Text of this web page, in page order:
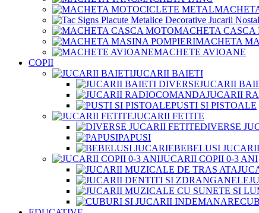
MACHETA CASCA
MACHETA
MACHETE AVIOANE
COPII
JUCARII BAIETI
JUCARII
JUCARII
PUSTI SI PISTOALE
JUCARII FETITE
DIVERSE
PAPUSI
BEBELUSI
JUCARII COPII 0-3 ANI